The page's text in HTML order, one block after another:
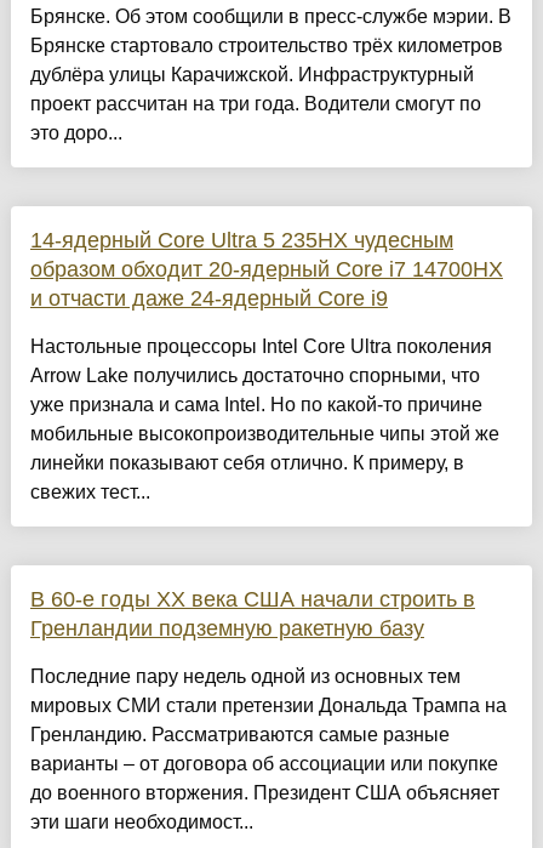
Брянске. Об этом сообщили в пресс-службе мэрии. В
Брянске стартовало строительство трёх километров
дублёра улицы Карачижской. Инфраструктурный
проект рассчитан на три года. Водители смогут по
это доро...
14-ядерный Core Ultra 5 235HX чудесным
образом обходит 20-ядерный Core i7 14700HX
и отчасти даже 24-ядерный Core i9
Настольные процессоры Intel Core Ultra поколения
Arrow Lake получились достаточно спорными, что
уже признала и сама Intel. Но по какой-то причине
мобильные высокопроизводительные чипы этой же
линейки показывают себя отлично. К примеру, в
свежих тест...
В 60-е годы ХХ века США начали строить в
Гренландии подземную ракетную базу
Последние пару недель одной из основных тем
мировых СМИ стали претензии Дональда Трампа на
Гренландию. Рассматриваются самые разные
варианты – от договора об ассоциации или покупке
до военного вторжения. Президент США объясняет
эти шаги необходимост...